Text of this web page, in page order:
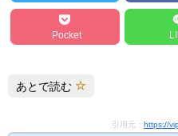
Pocket
あとで読む
引用元： https://